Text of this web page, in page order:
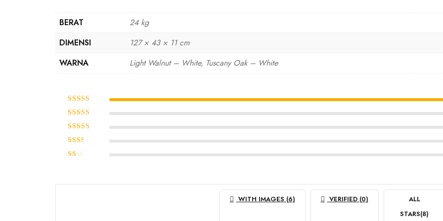
BERAT
24 kg
DIMENSI
127 × 43 × 11 cm
WARNA
Light Walnut – White, Tuscany Oak – White
Dinilai
5
Dinilai
dari 5
Dinilai
3dari 5
Dinilai
2
5
WITH IMAGES (6) VERIFIED (0)
ALL
STARS(8)